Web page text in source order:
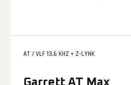
AT / VLF 13.6 KHZ + Z-LYNK
Garrett AT Max